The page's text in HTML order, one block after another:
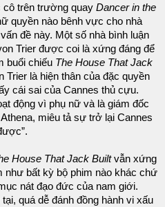
cô trên trường quay Dancer in the
quyền nào bênh vực cho nhà
đề này. Một số nhà bình luận
Trier được coi là xứng đáng để
buổi chiếu The House That Jack
Trier là hiện thân của đặc quyền
cái sai của Cannes thủ cựu.
động vì phụ nữ và là giám đốc
miêu tả sự trở lại Cannes
House That Jack Builtvẫn xứng
như bất kỳ bộ phim nào khác chứ
nát đạo đức của nam giới.
quá dễ đánh đồng hành vi xấu